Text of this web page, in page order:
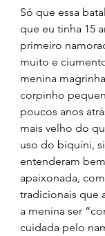
Só que essa
que eu tinha 15
primeiro
muito e
menina
corpinho
poucos anos
mais velho do
uso do biquíni,
entenderam
apaixonada,
tradicionais que
a menina ser
cuidada pelo